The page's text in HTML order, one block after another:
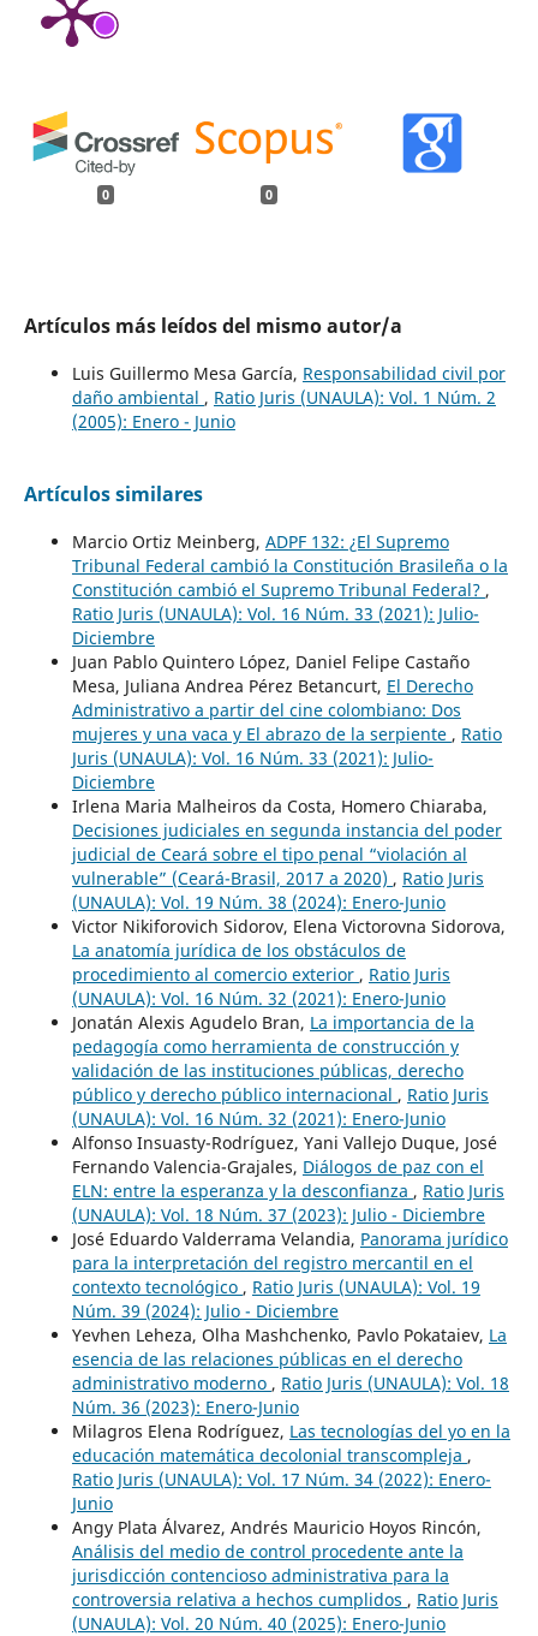
0 0
Artículos más leídos del mismo autor/a
Luis Guillermo Mesa García, Responsabilidad civil por
daño ambiental , Ratio Juris (UNAULA): Vol. 1 Núm. 2
(2005): Enero - Junio
Artículos similares
Marcio Ortiz Meinberg, ADPF 132: ¿El Supremo
Tribunal Federal cambió la Constitución Brasileña o la
Constitución cambió el Supremo Tribunal Federal? ,
Ratio Juris (UNAULA): Vol. 16 Núm. 33 (2021): Julio-
Diciembre
Juan Pablo Quintero López, Daniel Felipe Castaño
Mesa, Juliana Andrea Pérez Betancurt, El Derecho
Administrativo a partir del cine colombiano: Dos
mujeres y una vaca y El abrazo de la serpiente , Ratio
Juris (UNAULA): Vol. 16 Núm. 33 (2021): Julio-
Diciembre
Irlena Maria Malheiros da Costa, Homero Chiaraba,
Decisiones judiciales en segunda instancia del poder
judicial de Ceará sobre el tipo penal “violación al
vulnerable” (Ceará-Brasil, 2017 a 2020) , Ratio Juris
(UNAULA): Vol. 19 Núm. 38 (2024): Enero-Junio
Victor Nikiforovich Sidorov, Elena Victorovna Sidorova,
La anatomía jurídica de los obstáculos de
procedimiento al comercio exterior , Ratio Juris
(UNAULA): Vol. 16 Núm. 32 (2021): Enero-Junio
Jonatán Alexis Agudelo Bran, La importancia de la
pedagogía como herramienta de construcción y
validación de las instituciones públicas, derecho
público y derecho público internacional , Ratio Juris
(UNAULA): Vol. 16 Núm. 32 (2021): Enero-Junio
Alfonso Insuasty-Rodríguez, Yani Vallejo Duque, José
Fernando Valencia-Grajales, Diálogos de paz con el
ELN: entre la esperanza y la desconfianza , Ratio Juris
(UNAULA): Vol. 18 Núm. 37 (2023): Julio - Diciembre
José Eduardo Valderrama Velandia, Panorama jurídico
para la interpretación del registro mercantil en el
contexto tecnológico , Ratio Juris (UNAULA): Vol. 19
Núm. 39 (2024): Julio - Diciembre
Yevhen Leheza, Olha Mashchenko, Pavlo Pokataiev, La
esencia de las relaciones públicas en el derecho
administrativo moderno , Ratio Juris (UNAULA): Vol. 18
Núm. 36 (2023): Enero-Junio
Milagros Elena Rodríguez, Las tecnologías del yo en la
educación matemática decolonial transcompleja ,
Ratio Juris (UNAULA): Vol. 17 Núm. 34 (2022): Enero-
Junio
Angy Plata Álvarez, Andrés Mauricio Hoyos Rincón,
Análisis del medio de control procedente ante la
jurisdicción contencioso administrativa para la
controversia relativa a hechos cumplidos , Ratio Juris
(UNAULA): Vol. 20 Núm. 40 (2025): Enero-Junio